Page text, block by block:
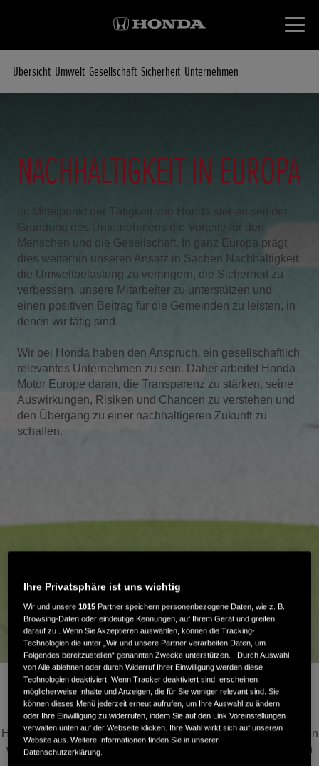
Übersicht Umwelt Gesellschaft Sicherheit Unternehmen
NACHHALTIGKEIT IN EUROPA
Gründung des Unternehmens die Vorteile für den
Menschen und die Gesellschaft. In ganz Europa prägt
dies weiterhin unseren Ansatz in Sachen Nachhaltigkeit:
die Umweltbelastung zu verringern, die Sicherheit zu
verbessern, unsere Mitarbeiter zu unterstützen und
einen positiven Beitrag für die Gemeinden zu leisten, in
denen wir tätig sind.
Wir bei Honda haben den Anspruch, ein gesellschaftlich
relevantes Unternehmen zu sein. Daher arbeitet Honda
Motor Europe daran, die Transparenz zu stärken, seine
Auswirkungen, Risiken und Chancen zu verstehen und
den Übergang zu einer nachhaltigeren Zukunft zu
schaffen.
Hondas Vision für 2030
Hondas globale Vision für 2030 beschreibt das Ziel, Menschen
weltweit dabei zu helfen, ihr Potenzial voll auszuschöpfen. In
Ihre Privatsphäre ist uns wichtig
Wir und unsere1015 Partner speichern personenbezogene Daten, wie z. B.
Browsing-Daten oder eindeutige Kennungen, auf Ihrem Gerät und greifen
darauf zu . Wenn Sie Akzeptieren auswählen, können die Tracking-
Technologien die unter „Wir und unsere Partner verarbeiten Daten, um
Folgendes bereitzustellen“ genannten Zwecke unterstützen. . Durch Auswahl
von Alle ablehnen oder durch Widerruf Ihrer Einwilligung werden diese
Technologien deaktiviert. Wenn Tracker deaktiviert sind, erscheinen
möglicherweise Inhalte und Anzeigen, die für Sie weniger relevant sind. Sie
können dieses Menü jederzeit erneut aufrufen, um Ihre Auswahl zu ändern
oder Ihre Einwilligung zu widerrufen, indem Sie auf den Link Voreinstellungen
verwalten unten auf der Webseite klicken. Ihre Wahl wirkt sich auf unsere/n
Website aus. Weitere Informationen finden Sie in unserer
Datenschutzerklärung.